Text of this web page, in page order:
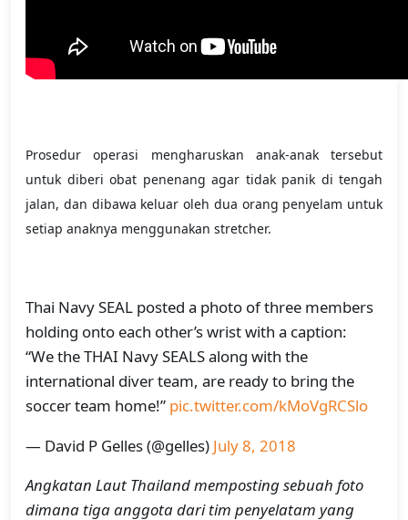
Prosedur operasi mengharuskan anak-anak tersebut
untuk diberi obat penenang agar tidak panik di tengah
jalan, dan dibawa keluar oleh dua orang penyelam untuk
setiap anaknya menggunakan stretcher.
Thai Navy SEAL posted a photo of three members
holding onto each other’s wrist with a caption:
“We the THAI Navy SEALS along with the
international diver team, are ready to bring the
soccer team home!” pic.twitter.com/kMoVgRCSlo
— David P Gelles (@gelles) July 8, 2018
Angkatan Laut Thailand memposting sebuah foto
dimana tiga anggota dari tim penyelatam yang